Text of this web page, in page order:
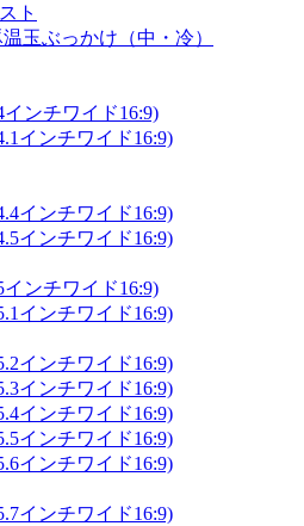
ト
玉ぶっかけ（中・冷）
ンチワイド16:9)
インチワイド16:9)
インチワイド16:9)
インチワイド16:9)
ンチワイド16:9)
インチワイド16:9)
インチワイド16:9)
インチワイド16:9)
インチワイド16:9)
インチワイド16:9)
インチワイド16:9)
インチワイド16:9)